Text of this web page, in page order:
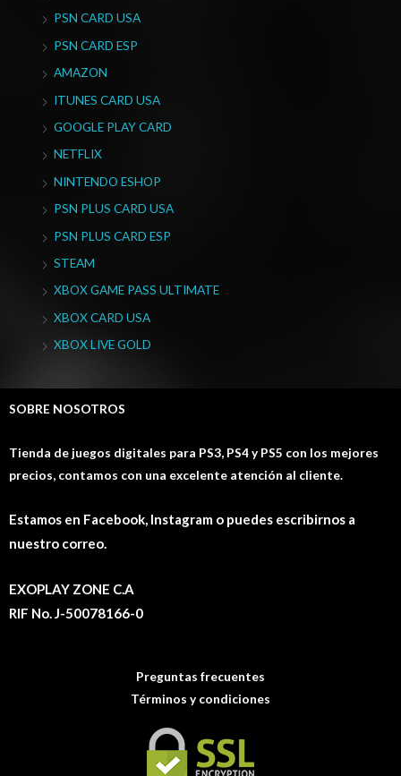
PSN CARD USA
PSN CARD ESP
AMAZON
ITUNES CARD USA
GOOGLE PLAY CARD
NETFLIX
NINTENDO ESHOP
PSN PLUS CARD USA
PSN PLUS CARD ESP
STEAM
XBOX GAME PASS ULTIMATE
XBOX CARD USA
XBOX LIVE GOLD
SOBRE NOSOTROS
Tienda de juegos digitales para PS3, PS4 y PS5 con los mejores
precios, contamos con una excelente atención al cliente.
Estamos en Facebook, Instagram o puedes escribirnos a
nuestro correo.
EXOPLAY ZONE C.A
RIF No. J-50078166-0
Preguntas frecuentes
Términos y condiciones